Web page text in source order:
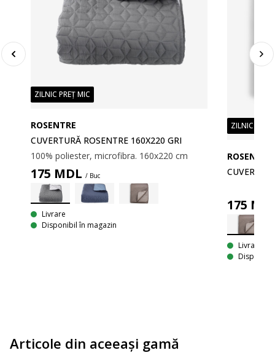
ZILNIC PREȚ MIC
ROSENTRE
CUVERTURĂ ROSENTRE 160X220 GRI
100% poliester, microfibra. 160x220 cm
175 MDL / Buc
Livrare
Disponibil în magazin
ZILNIC PREȚ
ROSENTRE
175
Livrare
Disponibil
Articole din aceeaşi gamă